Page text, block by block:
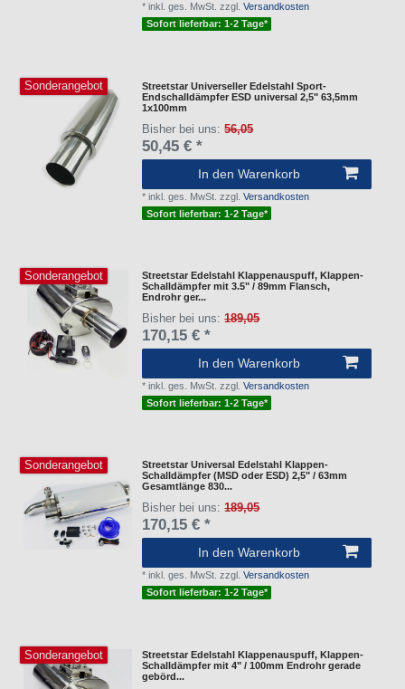
*inkl. ges. MwSt. zzgl.Versandkosten
Sofort lieferbar: 1-2 Tage*
Sonderangebot
Streetstar Universeller Edelstahl Sport-
Endschalldämpfer ESD universal 2,5" 63,5mm
1x100mm
Bisher bei uns:56,05
50,45 € *
In den Warenkorb
*inkl. ges. MwSt. zzgl.Versandkosten
Sofort lieferbar: 1-2 Tage*
Sonderangebot
Streetstar Edelstahl Klappenauspuff, Klappen-
Schalldämpfer mit 3.5" / 89mm Flansch,
Endrohr ger...
Bisher bei uns:189,05
170,15 € *
In den Warenkorb
*inkl. ges. MwSt. zzgl.Versandkosten
Sofort lieferbar: 1-2 Tage*
Sonderangebot
Streetstar Universal Edelstahl Klappen-
Schalldämpfer (MSD oder ESD) 2,5" / 63mm
Gesamtlänge 830...
Bisher bei uns:189,05
170,15 € *
In den Warenkorb
*inkl. ges. MwSt. zzgl.Versandkosten
Sofort lieferbar: 1-2 Tage*
Sonderangebot
Streetstar Edelstahl Klappenauspuff, Klappen-
Schalldämpfer mit 4" / 100mm Endrohr gerade
gebörd...